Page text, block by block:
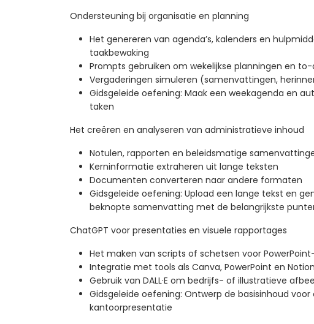
Ondersteuning bij organisatie en planning
Het genereren van agenda’s, kalenders en
taakbewaking
Prompts gebruiken om wekelijkse planningen en
Vergaderingen simuleren (samenvattingen,
Gidsgeleide oefening: Maak een weekagenda en
taken
Het creëren en analyseren van administratieve inhoud
Notulen, rapporten en beleidsmatige
Kerninformatie extraheren uit lange teksten
Documenten converteren naar andere formaten
Gidsgeleide oefening: Upload een lange tekst en
beknopte samenvatting met de belangrijkste
ChatGPT voor presentaties en visuele rapportages
Het maken van scripts of schetsen voor
Integratie met tools als Canva, PowerPoint en Notion
Gebruik van DALL·E om bedrijfs- of illustratieve
Gidsgeleide oefening: Ontwerp de basisinhoud voor
kantoorpresentatie